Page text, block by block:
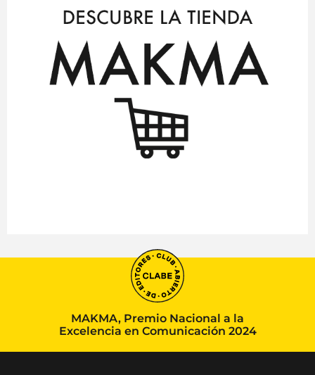
MAKMA, Premio Nacional a la
Excelencia en Comunicación 2024